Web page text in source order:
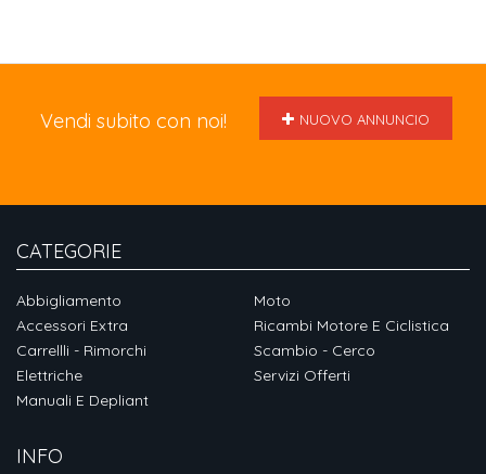
Vendi subito con noi! NUOVO ANNUNCIO
CATEGORIE
Abbigliamento
Accessori Extra
Carrellli - Rimorchi
Elettriche
Manuali E Depliant
Moto
Ricambi Motore E Ciclistica
Scambio - Cerco
Servizi Offerti
INFO